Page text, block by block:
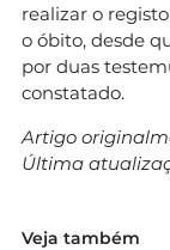
realizar o
o óbito, desde
por duas
constatado.
Artigo
Última
Veja também